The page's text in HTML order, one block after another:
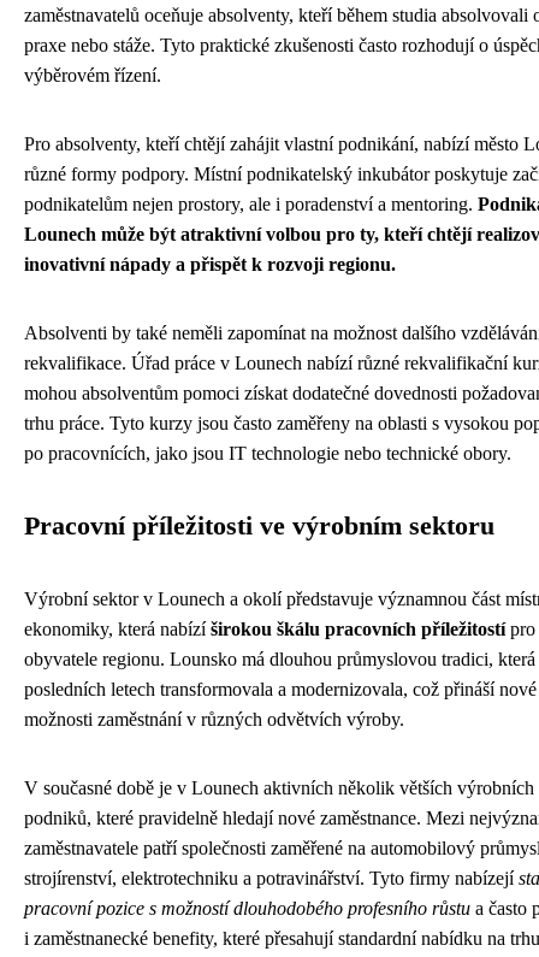
zaměstnavatelů oceňuje absolventy, kteří během studia absolvovali
praxe nebo stáže. Tyto praktické zkušenosti často rozhodují o
výběrovém řízení.
Pro absolventy, kteří chtějí zahájit vlastní podnikání, nabízí město
různé formy podpory. Místní podnikatelský inkubátor poskytuje
podnikatelům nejen prostory, ale i poradenství a mentoring.
Lounech může být atraktivní volbou pro ty, kteří chtějí
inovativní nápady a přispět k rozvoji regionu.
Absolventi by také neměli zapomínat na možnost dalšího
rekvalifikace. Úřad práce v Lounech nabízí různé rekvalifikační
mohou absolventům pomoci získat dodatečné dovednosti
trhu práce. Tyto kurzy jsou často zaměřeny na oblasti s vysokou
po pracovnících, jako jsou IT technologie nebo technické obory.
Pracovní příležitosti ve výrobním sektoru
Výrobní sektor v Lounech a okolí představuje významnou část
ekonomiky, která nabízíširokou škálu pracovních příležitostípro
obyvatele regionu. Lounsko má dlouhou průmyslovou tradici, která
posledních letech transformovala a modernizovala, což přináší nové
možnosti zaměstnání v různých odvětvích výroby.
V současné době je v Lounech aktivních několik větších výrobních
podniků, které pravidelně hledají nové zaměstnance. Mezi
zaměstnavatele patří společnosti zaměřené na automobilový
strojírenství, elektrotechniku a potravinářství. Tyto firmy nabízejí
pracovní pozice s možností dlouhodobého profesního růstu a často
i zaměstnanecké benefity, které přesahují standardní nabídku na